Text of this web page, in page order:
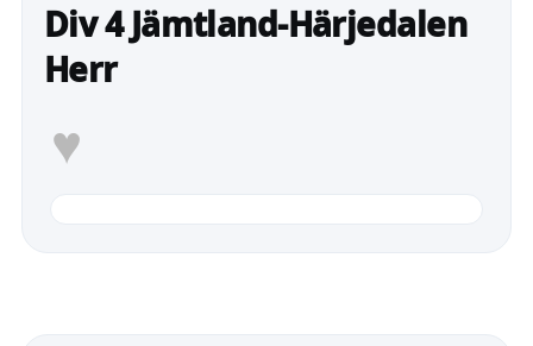
Div 4 Jämtland-Härjedalen
Herr
♥